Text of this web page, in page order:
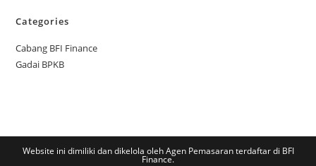
Categories
Cabang BFI Finance
Gadai BPKB
Website ini dimiliki dan dikelola oleh Agen Pemasaran terdaftar di BFI
Finance.